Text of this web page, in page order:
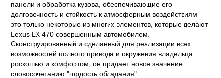
панели и обработка кузова, обеспечивающие его
долговечность и стойкость к атмосферным воздействиям –
это только некоторые из многих элементов, которые делают
Lexus LX 470совершенным автомобилем.
Сконструированный и сделанный для реализации всех
возможностей полного привода и окружения владельца
роскошью и комфортом, он придает новое значение
словосочетанию "гордость обладания".